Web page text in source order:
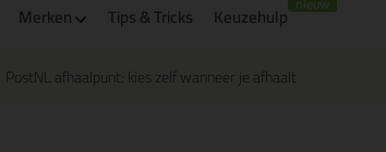
Merken Tips & Tricks Keuzehulp
PostNL afhaalpunt: kies zelf wanneer je afhaalt